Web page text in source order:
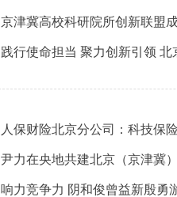
京津冀高校科研院所创新联盟
践行使命担当 聚力创新引领
人保财险北京分公司：科技保
尹力在央地共建北京（京津冀
响力竞争力 阴和俊曾益新殷勇